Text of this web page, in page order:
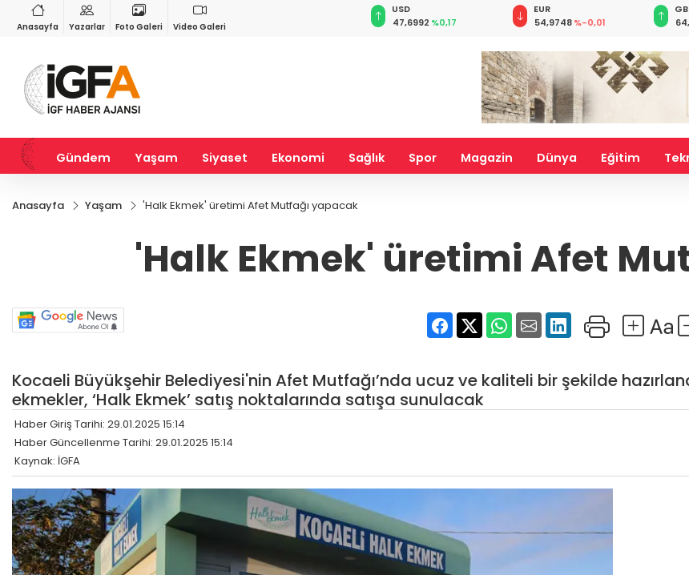
Anasayfa Yazarlar Foto Galeri Video Galeri
%1,11
BIST 100
13.798,82%0,70
EUR
54,9748 %-0,01
GBP
64,1935%0,08
Gündem Yaşam Siyaset Ekonomi Sağlık Spor Magazin Dünya Eğitim
Anasayfa Yaşam 'Halk Ekmek' üretimi Afet Mutfağı yapacak
'Halk Ekmek' üretimi Afet
Kocaeli Büyükşehir Belediyesi'nin Afet Mutfağı’nda ucuz ve kaliteli bir şekilde
ekmekler, ‘Halk Ekmek’ satış noktalarında satışa sunulacak
Haber Giriş Tarihi: 29.01.2025 15:14
Haber Güncellenme Tarihi: 29.01.2025 15:14
Kaynak: İGFA